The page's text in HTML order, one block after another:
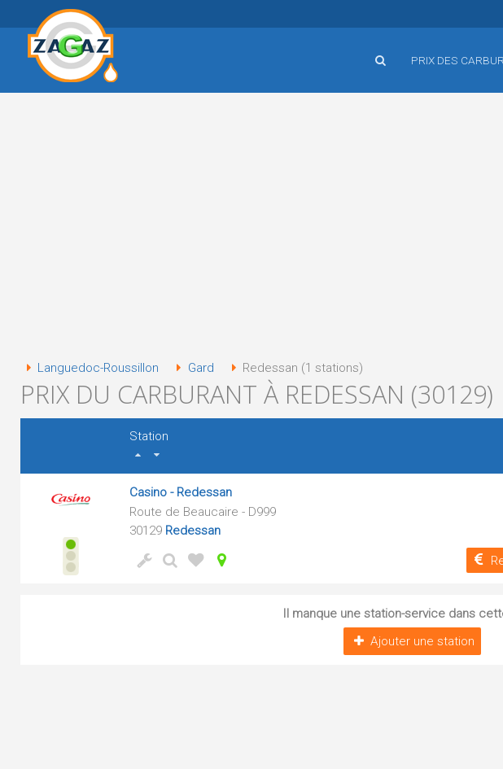
PRIX DES
Languedoc-Roussillon Gard Redessan (1 stations)
PRIX DU CARBURANT À REDESSAN (30129)
Station
Casino - Redessan
Route de Beaucaire - D999
30129 Redessan
Il manque une station-service dans
Ajouter une station